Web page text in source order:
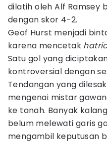
dilatih oleh Alf Ramsey
dengan skor 4-2.
Geof Hurst menjadi
karena mencetak
Satu gol yang
kontroversial dengan
Tendangan yang
mengenai mistar
ke tanah. Banyak
belum melewati garis
mengambil keputusan